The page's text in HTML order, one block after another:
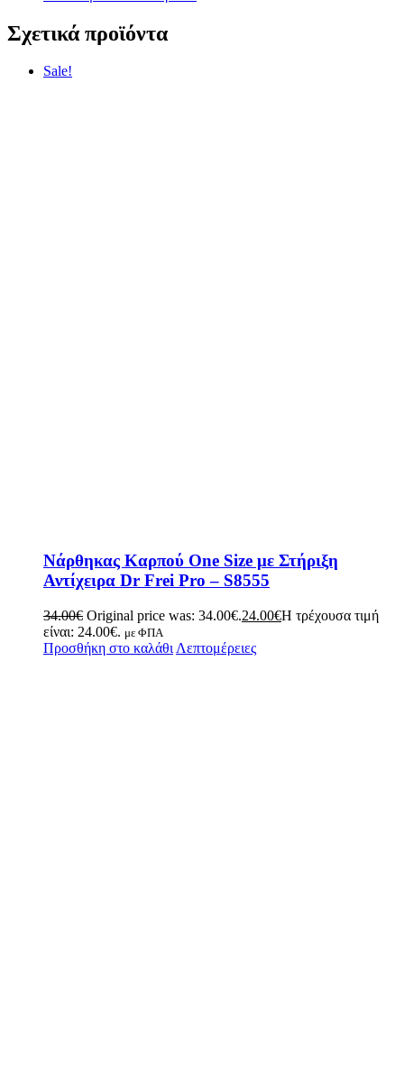
Σχετικά προϊόντα
Sale!
Νάρθηκας Καρπού Οne Size με Στήριξη
Αντίχειρα Dr Frei Pro – S8555
34.00€ Original price was: 34.00€.24.00€Η τρέχουσα τιμή
είναι: 24.00€. με ΦΠΑ
Προσθήκη στο καλάθι Λεπτομέρειες